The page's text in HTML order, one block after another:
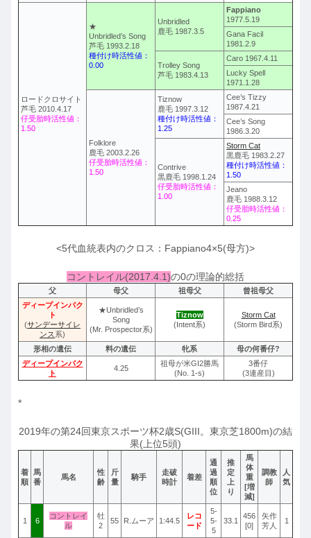
ロードクロサイト
芦毛 2010.4.17
仔受胎時活性値：
1.50
★
Unbridled’s Song
芦毛 1993.2.18
種付け時活性値：
0.00
Unbridled
鹿毛 1987.3.5
Fappiano
1977.5.19
Gana Facil
1981.2.9
Trolley Song
芦毛 1983.4.13
Caro 1967.4.11
Lucky Spell
1971.1.28
Folklore
鹿毛 2003.2.26
仔受胎時活性値：
1.50
Tiznow
鹿毛 1997.3.12
種付け時活性値：
1.25
Cee’s Tizzy
1987.4.21
Cee’s Song
1986.3.20
Contrive
黒鹿毛 1998.1.24
仔受胎時活性値：
1.00
Storm Cat
黒鹿毛 1983.2.27
種付け時活性値：
1.50
Jeano
鹿毛 1988.3.12
仔受胎時活性値：
0.25
<5代血統表内のクロス：Fappiano4×5(母方)>
コントレイル(2017.4.1)の0の理論的総括
父 母父 祖母父
曾祖母父
ディープインパク
ト
(サンデーサイレ
ンス 系)
★Unbridled’s
Song
(Mr. Prospector系)
Tiznow
(Intent系)
Storm Cat
(Storm Bird系)
形相の遺伝 料の遺伝 牝系
母の何番仔?
ディープインパク
ト
4.25
祖母が米GI2勝馬
(No. 1-s)
3番仔
(3連産目)
*
2019年の第24回東京スポーツ杯2歳S(GIII。東京芝1800m)の結
果(上位5頭)
着
順
馬
番
馬名
性
齢
斤
量
騎手
走破
時計
着差
通
過
順
位
推
定
上
り
馬
体
重
[増
減]
調教
師
人
気
1 6
コントレイ
ル
牡
2
55 R.ムーア 1:44.5
レコ
ード
5-
5-
5
33.1
456
[0]
矢作
芳人
1